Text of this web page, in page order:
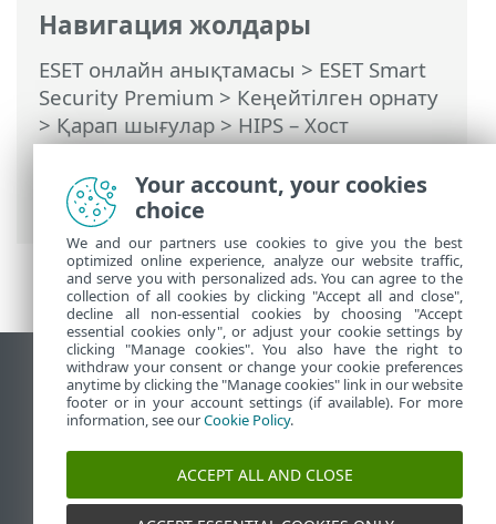
Навигация жолдары
ESET онлайн анықтамасы > ESET Smart
Security Premium > Кеңейтілген орнату
> Қарап шығулар>HIPS – Хост
негізіндегі енуді болдырмау жүйесі>
HIPS ережені басқару> HIPS үшін
қолданба/тізбе жолын қосу
Жұмыс үстеліндегі сайтты қарау
End of Life
ESET білім қоры
ESET форумы
ESET Status Portal
Аймақтық қолдау
Your account, your cookies
choice
We and our partners use cookies to give you the best
optimized online experience, analyze our website traffic,
and serve you with personalized ads. You can agree to the
collection of all cookies by clicking "Accept all and close",
decline all non-essential cookies by choosing "Accept
essential cookies only", or adjust your cookie settings by
clicking "Manage cookies". You also have the right to
withdraw your consent or change your cookie preferences
anytime by clicking the "Manage cookies" link in our website
footer or in your account settings (if available). For more
information, see ourCookie Policy.
ACCEPT ALL AND CLOSE